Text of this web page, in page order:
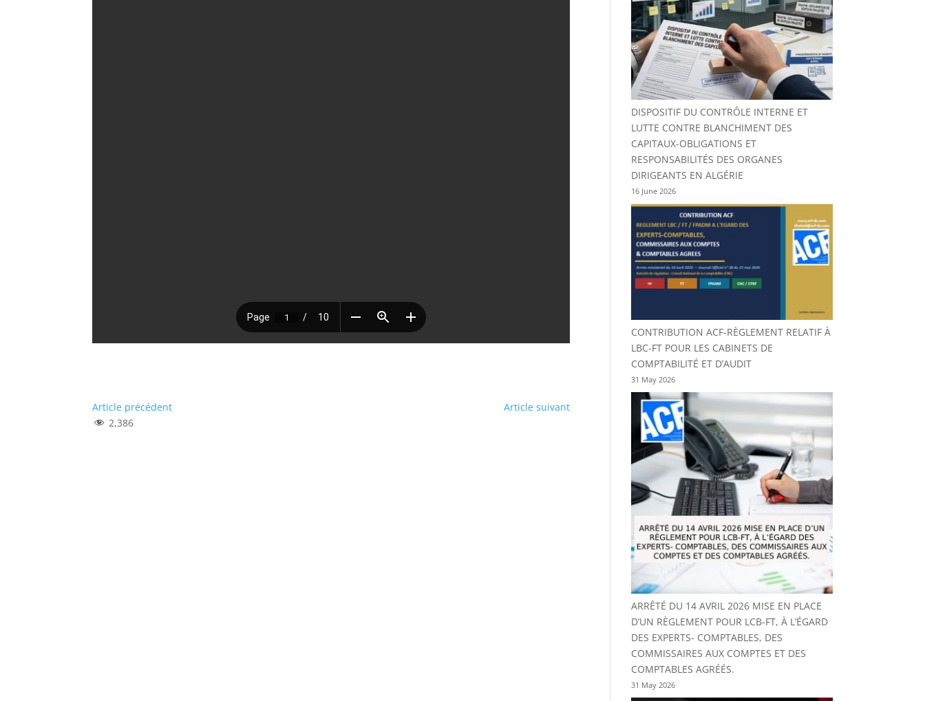
Article précédent
Article suivant
2,386
DISPOSITIF DU CONTRÔLE INTERNE ET
LUTTE CONTRE BLANCHIMENT DES
CAPITAUX-OBLIGATIONS ET
RESPONSABILITÉS DES ORGANES
DIRIGEANTS EN ALGÉRIE
16 June 2026
CONTRIBUTION ACF-RÈGLEMENT RELATIF À
LBC-FT POUR LES CABINETS DE
COMPTABILITÉ ET D’AUDIT
31 May 2026
ARRÊTÉ DU 14 AVRIL 2026 MISE EN PLACE
D’UN RÈGLEMENT POUR LCB-FT, À L’ÉGARD
DES EXPERTS- COMPTABLES, DES
COMMISSAIRES AUX COMPTES ET DES
COMPTABLES AGRÉÉS.
31 May 2026